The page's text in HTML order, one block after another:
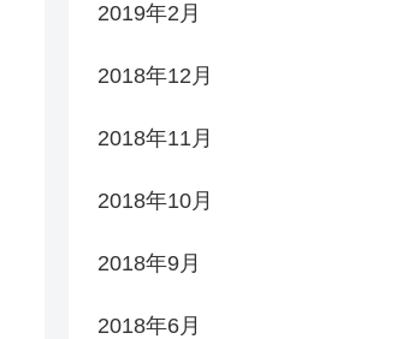
2019年2月
2018年12月
2018年11月
2018年10月
2018年9月
2018年6月